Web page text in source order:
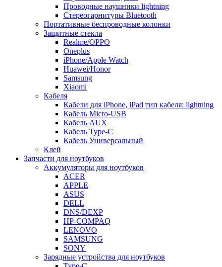
Проводные наушники lightning
Стереогарнитуры Bluetooth
Портативные беспроводные колонки
Защитные стекла
Realme/OPPO
Oneplus
iPhone/Apple Watch
Huawei/Honor
Samsung
Xiaomi
Кабеля
Кабели для iPhone, iPad тип кабеля: lightning
Кабель Micro-USB
Кабель AUX
Кабель Type-C
Кабель Универсальный
Клей
Запчасти для ноутбуков
Аккумуляторы для ноутбуков
ACER
APPLE
ASUS
DELL
DNS/DEXP
HP-COMPAQ
LENOVO
SAMSUNG
SONY
Зарядные устройства для ноутбуков